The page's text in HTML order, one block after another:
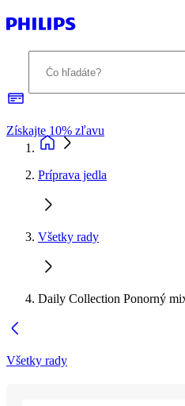
Získajte 10% zľavu
Príprava jedla
Všetky rady
Daily Collection Ponorný
Všetky rady